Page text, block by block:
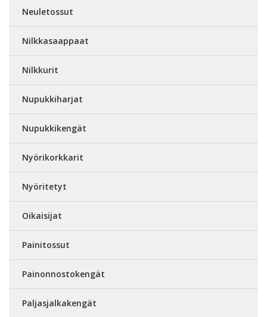
Neuletossut
Nilkkasaappaat
Nilkkurit
Nupukkiharjat
Nupukkikengät
Nyörikorkkarit
Nyöritetyt
Oikaisijat
Painitossut
Painonnostokengät
Paljasjalkakengät